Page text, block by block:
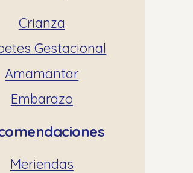
Crianza
Gestacional
Amamantar
Embarazo
Meriendas